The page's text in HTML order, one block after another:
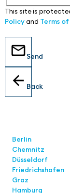
This site is
Policyand Terms
Send
Back
Berlin
Chemnitz
Düsseldorf
Friedrichshafen
Graz
Hamburg